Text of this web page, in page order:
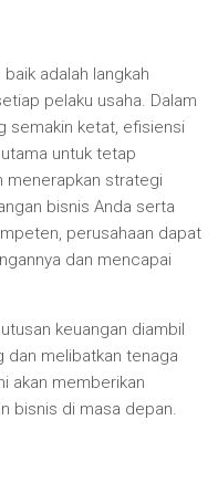
adalah langkah
pelaku usaha. Dalam
semakin ketat, efisiensi
untuk tetap
menerapkan strategi
bisnis Anda serta
perusahaan dapat
dan mencapai
keuangan diambil
dan melibatkan tenaga
akan memberikan
bisnis di masa depan.